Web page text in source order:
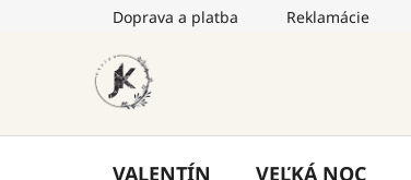
Doprava a platba Reklamácie
VALENTÍN VEĽKÁ NOC